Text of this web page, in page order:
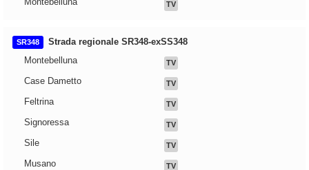
TV
SR348
Strada regionale SR348-exSS348
Montebelluna
TV
Case Dametto TV
Feltrina TV
Signoressa TV
Sile TV
Musano TV